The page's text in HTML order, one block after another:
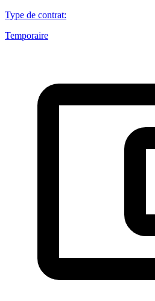
Type de contrat:
Temporaire